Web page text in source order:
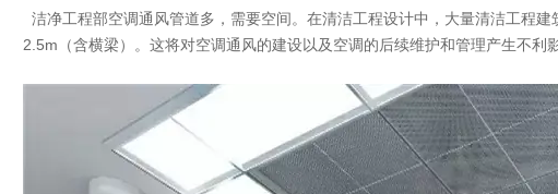
洁净工程部空调通风管道多，需要空间。在清洁工程设计中，大量清洁工程
2.5m（含横梁）。这将对空调通风的建设以及空调的后续维护和管理产生不利影